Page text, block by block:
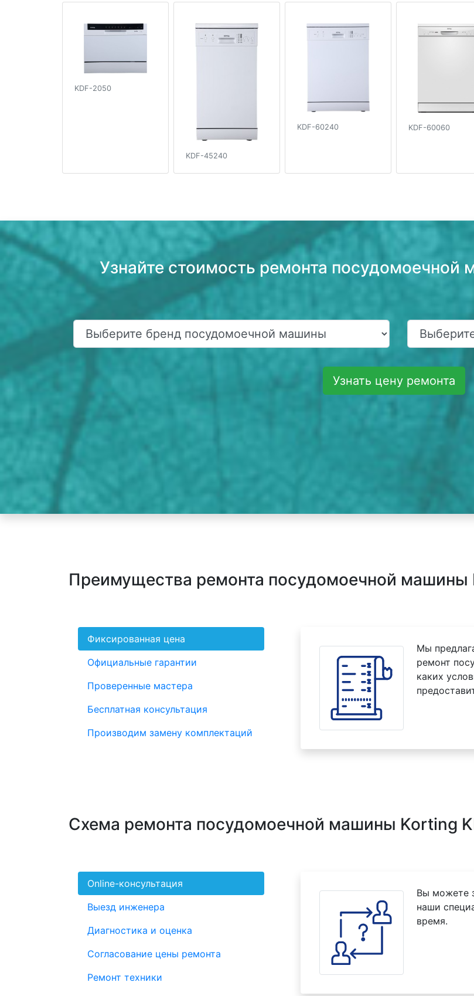
KDF-2050
KDF-45240
KDF-60240 KDF-60060
Узнайте стоимость ремонта
Узнать цену ремонта
Преимущества ремонта посудомоечной машины
Фиксированная цена
Официальные гарантии
Проверенные мастера
Бесплатная консультация
Производим замену комплектаций
Мы
ремонт
каких
Схема ремонта посудомоечной машины Korting
Online-консультация
Выезд инженера
Диагностика и оценка
Согласование цены ремонта
Ремонт техники
Вы можете
наши
время.